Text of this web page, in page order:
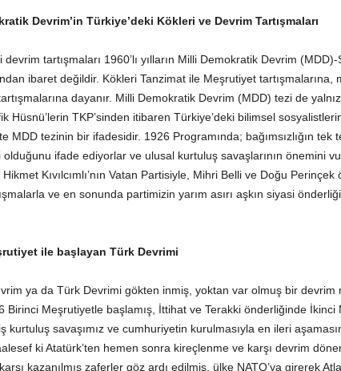
Devrim’in Türkiye’deki Kökleri ve Devrim Tartışmaları
devrim tartışmaları 1960’lı yılların Milli Demokratik Devrim
ibaret değildir. Kökleri Tanzimat ile Meşrutiyet tartışmalarına,
dayanır. Milli Demokratik Devrim (MDD) tezi de
Hüsnü’lerin TKP’sinden itibaren Türkiye’deki bilimsel
MDD tezinin bir ifadesidir. 1926 Programında; bağımsızlığın tek
olduğunu ifade ediyorlar ve ulusal kurtuluş savaşlarının önemini
Kıvılcımlı’nın Vatan Partisiyle, Mihri Belli ve Doğu
ve en sonunda partimizin yarım asırı aşkın siyasi
ile başlayan Türk Devrimi
ya da Türk Devrimi gökten inmiş, yoktan var olmuş bir devrim
Birinci Meşrutiyetle başlamış, İttihat ve Terakki önderliğinde
kurtuluş savaşımız ve cumhuriyetin kurulmasıyla en ileri
ki Atatürk’ten hemen sonra kireçlenme ve karşı devrim
kazanılmış zaferler göz ardı edilmiş, ülke NATO’ya girerek